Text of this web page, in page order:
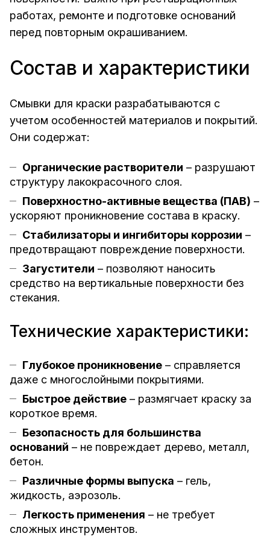
работах, ремонте и подготовке оснований
перед повторным окрашиванием.
Состав и характеристики
Смывки для краски разрабатываются с
учетом особенностей материалов и покрытий.
Они содержат:
Органические растворители – разрушают
структуру лакокрасочного слоя.
Поверхностно-активные вещества (ПАВ) –
ускоряют проникновение состава в краску.
Стабилизаторы и ингибиторы коррозии –
предотвращают повреждение поверхности.
Загустители – позволяют наносить
средство на вертикальные поверхности без
стекания.
Технические характеристики:
Глубокое проникновение – справляется
даже с многослойными покрытиями.
Быстрое действие – размягчает краску за
короткое время.
Безопасность для большинства
оснований – не повреждает дерево, металл,
бетон.
Различные формы выпуска – гель,
жидкость, аэрозоль.
Легкость применения – не требует
сложных инструментов.